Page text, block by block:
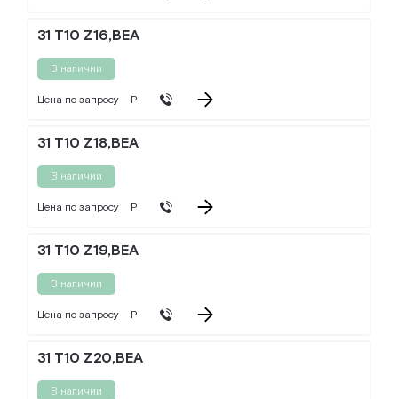
31 T10 Z16,BEA
В наличии
Цена по запросу Р
31 T10 Z18,BEA
В наличии
Цена по запросу Р
31 T10 Z19,BEA
В наличии
Цена по запросу Р
31 T10 Z20,BEA
В наличии